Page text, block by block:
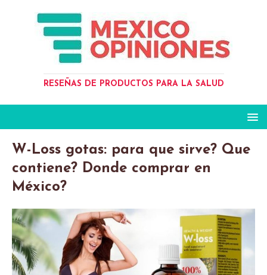
RESEÑAS DE PRODUCTOS PARA LA SALUD
W-Loss gotas: para que sirve? Que
contiene? Donde comprar en
México?